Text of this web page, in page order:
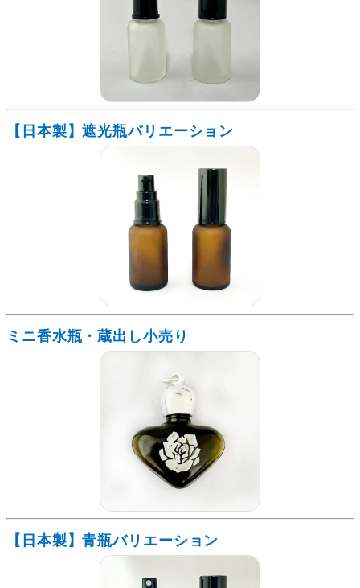
【日本製】遮光瓶バリエーション
ミニ香水瓶・蔵出し小売り
【日本製】青瓶バリエーション